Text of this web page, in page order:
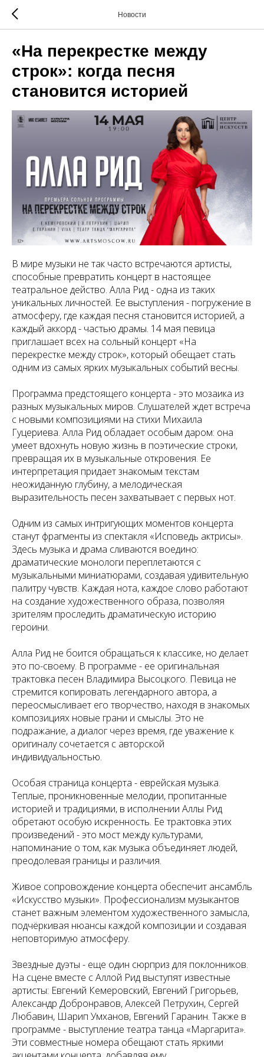
Новости
«На перекрестке между
строк»: когда песня
становится историей
В мире музыки не так часто встречаются артисты,
способные превратить концерт в настоящее
театральное действо. Алла Рид - одна из таких
уникальных личностей. Ее выступления - погружение в
атмосферу, где каждая песня становится историей, а
каждый аккорд - частью драмы. 14 мая певица
приглашает всех на сольный концерт «На
перекрестке между строк», который обещает стать
одним из самых ярких музыкальных событий весны.
Программа предстоящего концерта - это мозаика из
разных музыкальных миров. Слушателей ждет встреча
с новыми композициями на стихи Михаила
Гуцериева. Алла Рид обладает особым даром: она
умеет вдохнуть новую жизнь в поэтические строки,
превращая их в музыкальные откровения. Ее
интерпретация придает знакомым текстам
неожиданную глубину, а мелодическая
выразительность песен захватывает с первых нот.
Одним из самых интригующих моментов концерта
станут фрагменты из спектакля «Исповедь актрисы».
Здесь музыка и драма сливаются воедино:
драматические монологи переплетаются с
музыкальными миниатюрами, создавая удивительную
палитру чувств. Каждая нота, каждое слово работают
на создание художественного образа, позволяя
зрителям проследить драматическую историю
героини.
Алла Рид не боится обращаться к классике, но делает
это по-своему. В программе - ее оригинальная
трактовка песен Владимира Высоцкого. Певица не
стремится копировать легендарного автора, а
переосмысливает его творчество, находя в знакомых
композициях новые грани и смыслы. Это не
подражание, а диалог через время, где уважение к
оригиналу сочетается с авторской
индивидуальностью.
Особая страница концерта - еврейская музыка.
Теплые, проникновенные мелодии, пропитанные
историей и традициями, в исполнении Аллы Рид
обретают особую искренность. Ее трактовка этих
произведений - это мост между культурами,
напоминание о том, как музыка объединяет людей,
преодолевая границы и различия.
Живое сопровождение концерта обеспечит ансамбль
«Искусство музыки». Профессионализм музыкантов
станет важным элементом художественного замысла,
подчёркивая нюансы каждой композиции и создавая
неповторимую атмосферу.
Звездные дуэты - еще один сюрприз для поклонников.
На сцене вместе с Аллой Рид выступят известные
артисты: Евгений Кемеровский, Евгений Григорьев,
Александр Добронравов, Алексей Петрухин, Сергей
Любавин, Шарип Умханов, Евгений Гаранин. Также в
программе - выступление театра танца «Маргарита».
Эти совместные номера обещают стать яркими